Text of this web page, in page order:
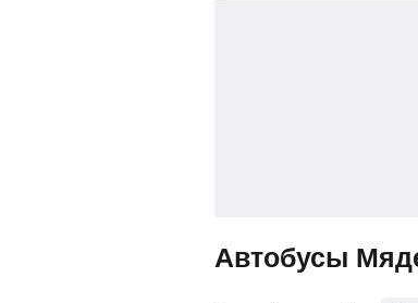
Автобусы